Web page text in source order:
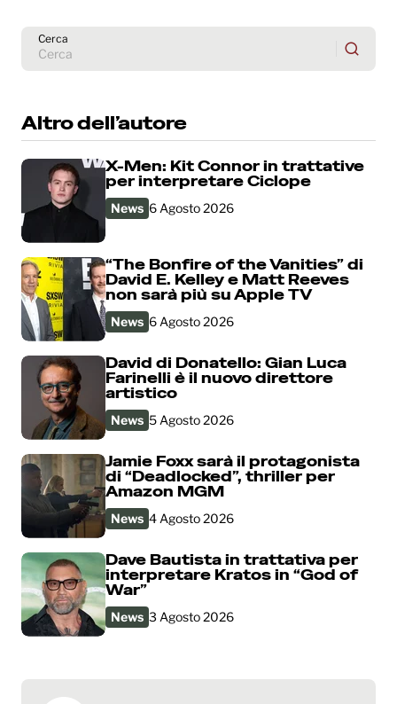
Cerca
Altro dell’autore
X-Men: Kit Connor in trattative
per interpretare Ciclope
News 6 Agosto 2026
“The Bonfire of the Vanities” di
David E. Kelley e Matt Reeves
non sarà più su Apple TV
News 6 Agosto 2026
David di Donatello: Gian Luca
Farinelli è il nuovo direttore
artistico
News 5 Agosto 2026
Jamie Foxx sarà il protagonista
di “Deadlocked”, thriller per
Amazon MGM
News 4 Agosto 2026
Dave Bautista in trattativa per
interpretare Kratos in “God of
War”
News 3 Agosto 2026